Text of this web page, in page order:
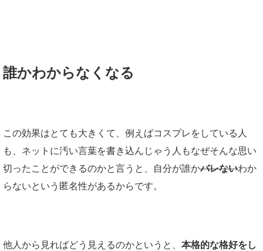
誰かわからなくなる
この効果はとても大きくて、例えばコスプレをしている人
も、ネットに汚い言葉を書き込んじゃう人もなぜそんな思い
切ったことができるのかと言うと、自分が誰かバレないわか
らないという匿名性があるからです。
他人から見ればどう見えるのかというと、 本格的な格好をし